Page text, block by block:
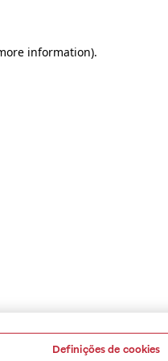
information).
Definições de cookies